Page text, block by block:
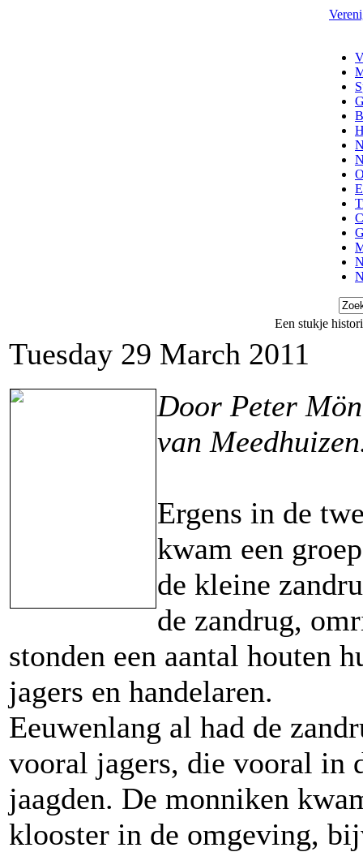
Een stukje
Tuesday 29 March 2011
Door Peter
van
Ergens in de
kwam een
de kleine
de zandrug,
stonden een aantal houten
jagers en handelaren.
Eeuwenlang al had de
vooral jagers, die vooral in
jaagden. De monniken
klooster in de omgeving,